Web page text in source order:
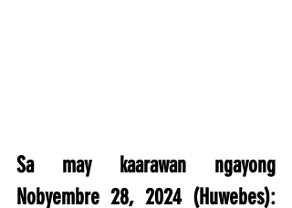
Sa may kaarawan ngayong
Nobyembre 28, 2024 (Huwebes):